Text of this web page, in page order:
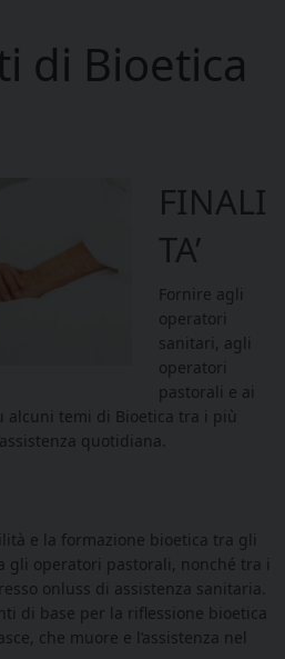
di Bioetica
FINALI
TA’
Fornire agli
operatori
sanitari, agli
operatori
pastorali e ai
alcuni temi di Bioetica tra i più
quotidiana.
e la formazione bioetica tra gli
operatori pastorali, nonché tra i
onluss di assistenza sanitaria.
di base per la riflessione bioetica
che muore e l’assistenza nel